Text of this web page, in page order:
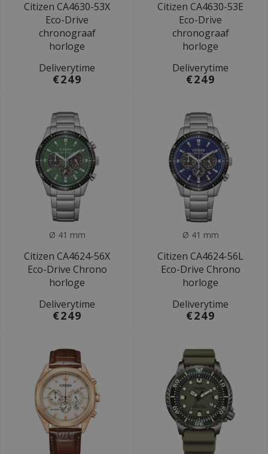
Citizen CA4630-53X
Eco-Drive
chronograaf
horloge
Deliverytime
€249
Citizen CA4630-53E
Eco-Drive
chronograaf
horloge
Deliverytime
€249
Ø 41 mm
Citizen CA4624-56X
Eco-Drive Chrono
horloge
Deliverytime
€249
Ø 41 mm
Citizen CA4624-56L
Eco-Drive Chrono
horloge
Deliverytime
€249